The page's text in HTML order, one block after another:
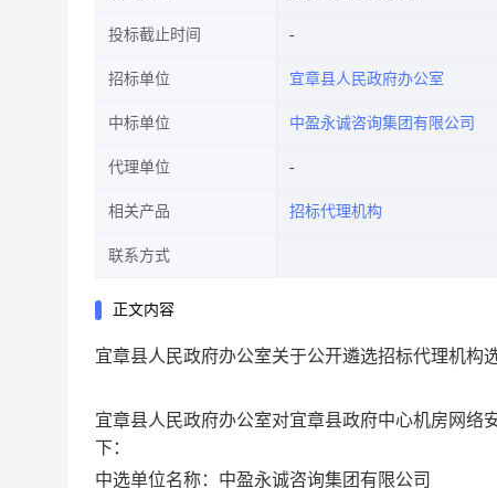
投标截止时间
招标单位 宜章县人民政府办公室
中标单位 中盈永诚咨询集团有限公司
代理单位
相关产品 招标代理机构
联系方式
正文内容
宜章县人民政府办公室关于公开遴选招标代理机构
宜章县人民政府办公室对宜章县政府中心机房网络
下：
中选单位名称： 中盈永诚咨询集团有限公司